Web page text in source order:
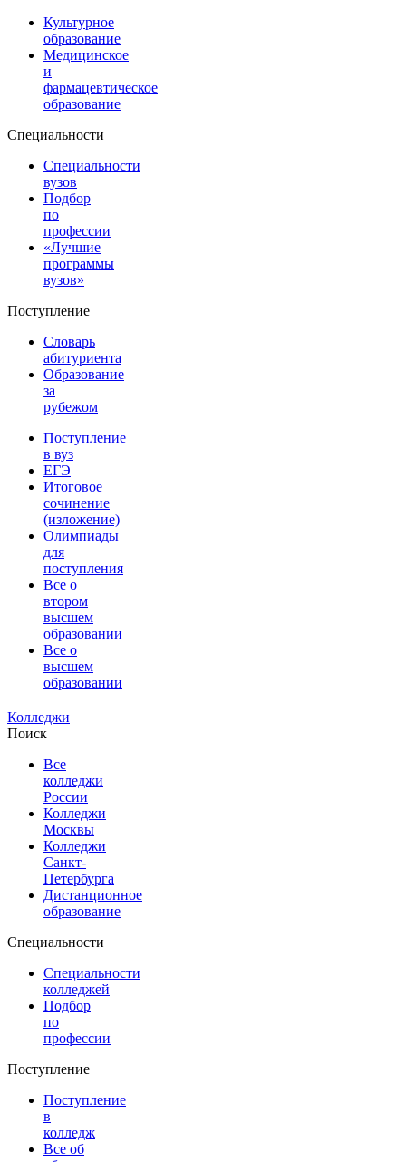
Культурное
образование
Медицинское
и
фармацевтическое
образование
Специальности
Специальности
вузов
Подбор
по
профессии
«Лучшие
программы
вузов»
Поступление
Словарь
абитуриента
Образование
за
рубежом
Поступление
в вуз
ЕГЭ
Итоговое
сочинение
(изложение)
Олимпиады
для
поступления
Все о
втором
высшем
образовании
Все о
высшем
образовании
Колледжи
Поиск
Все
колледжи
России
Колледжи
Москвы
Колледжи
Санкт-
Петербурга
Дистанционное
образование
Специальности
Специальности
колледжей
Подбор
по
профессии
Поступление
Поступление
в
колледж
Все об